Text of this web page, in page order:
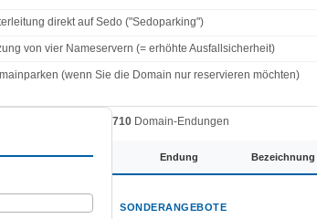
direkt auf Sedo ("Sedoparking")
von vier Nameservern (= erhöhte Ausfallsicherheit)
(wenn Sie die Domain nur reservieren möchten)
710 Domain-Endungen
Endung Bezeichnung
SONDERANGEBOTE